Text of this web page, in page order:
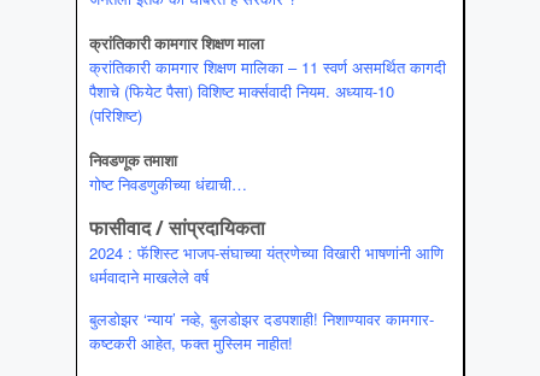
क्रांतिकारी कामगार शिक्षण माला
क्रांतिकारी कामगार शिक्षण मालिका – 11 स्वर्ण असमर्थित कागदी
पैशाचे (फियेट पैसा) विशिष्ट मार्क्सवादी नियम. अध्याय-10
(परिशिष्ट)
निवडणूक तमाशा
गोष्ट निवडणुकीच्या धंद्याची…
फासीवाद / सांप्रदायिकता
2024 : फॅशिस्ट भाजप-संघाच्या यंत्रणेच्या विखारी भाषणांनी आणि
धर्मवादाने माखलेले वर्ष
बुलडोझर ‘न्याय’ नव्हे, बुलडोझर दडपशाही! निशाण्यावर कामगार-
कष्टकरी आहेत, फक्त मुस्लिम नाहीत!